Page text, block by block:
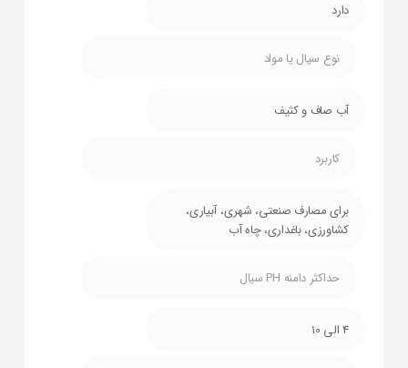
دارد
نوع سیال یا مواد
آب صاف و کثیف
کاربرد
برای مصارف صنعتی، شهری، آبیاری،
کشاورزی، باغداری، چاه آب
حداکثر دامنه PH سیال
4 الی 10